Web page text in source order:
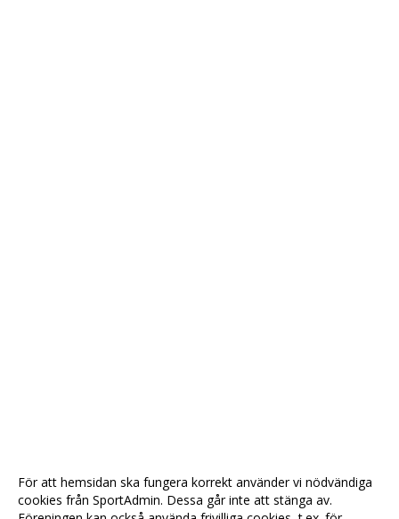
För att hemsidan ska fungera korrekt använder vi nödvändiga
cookies från SportAdmin. Dessa går inte att stänga av.